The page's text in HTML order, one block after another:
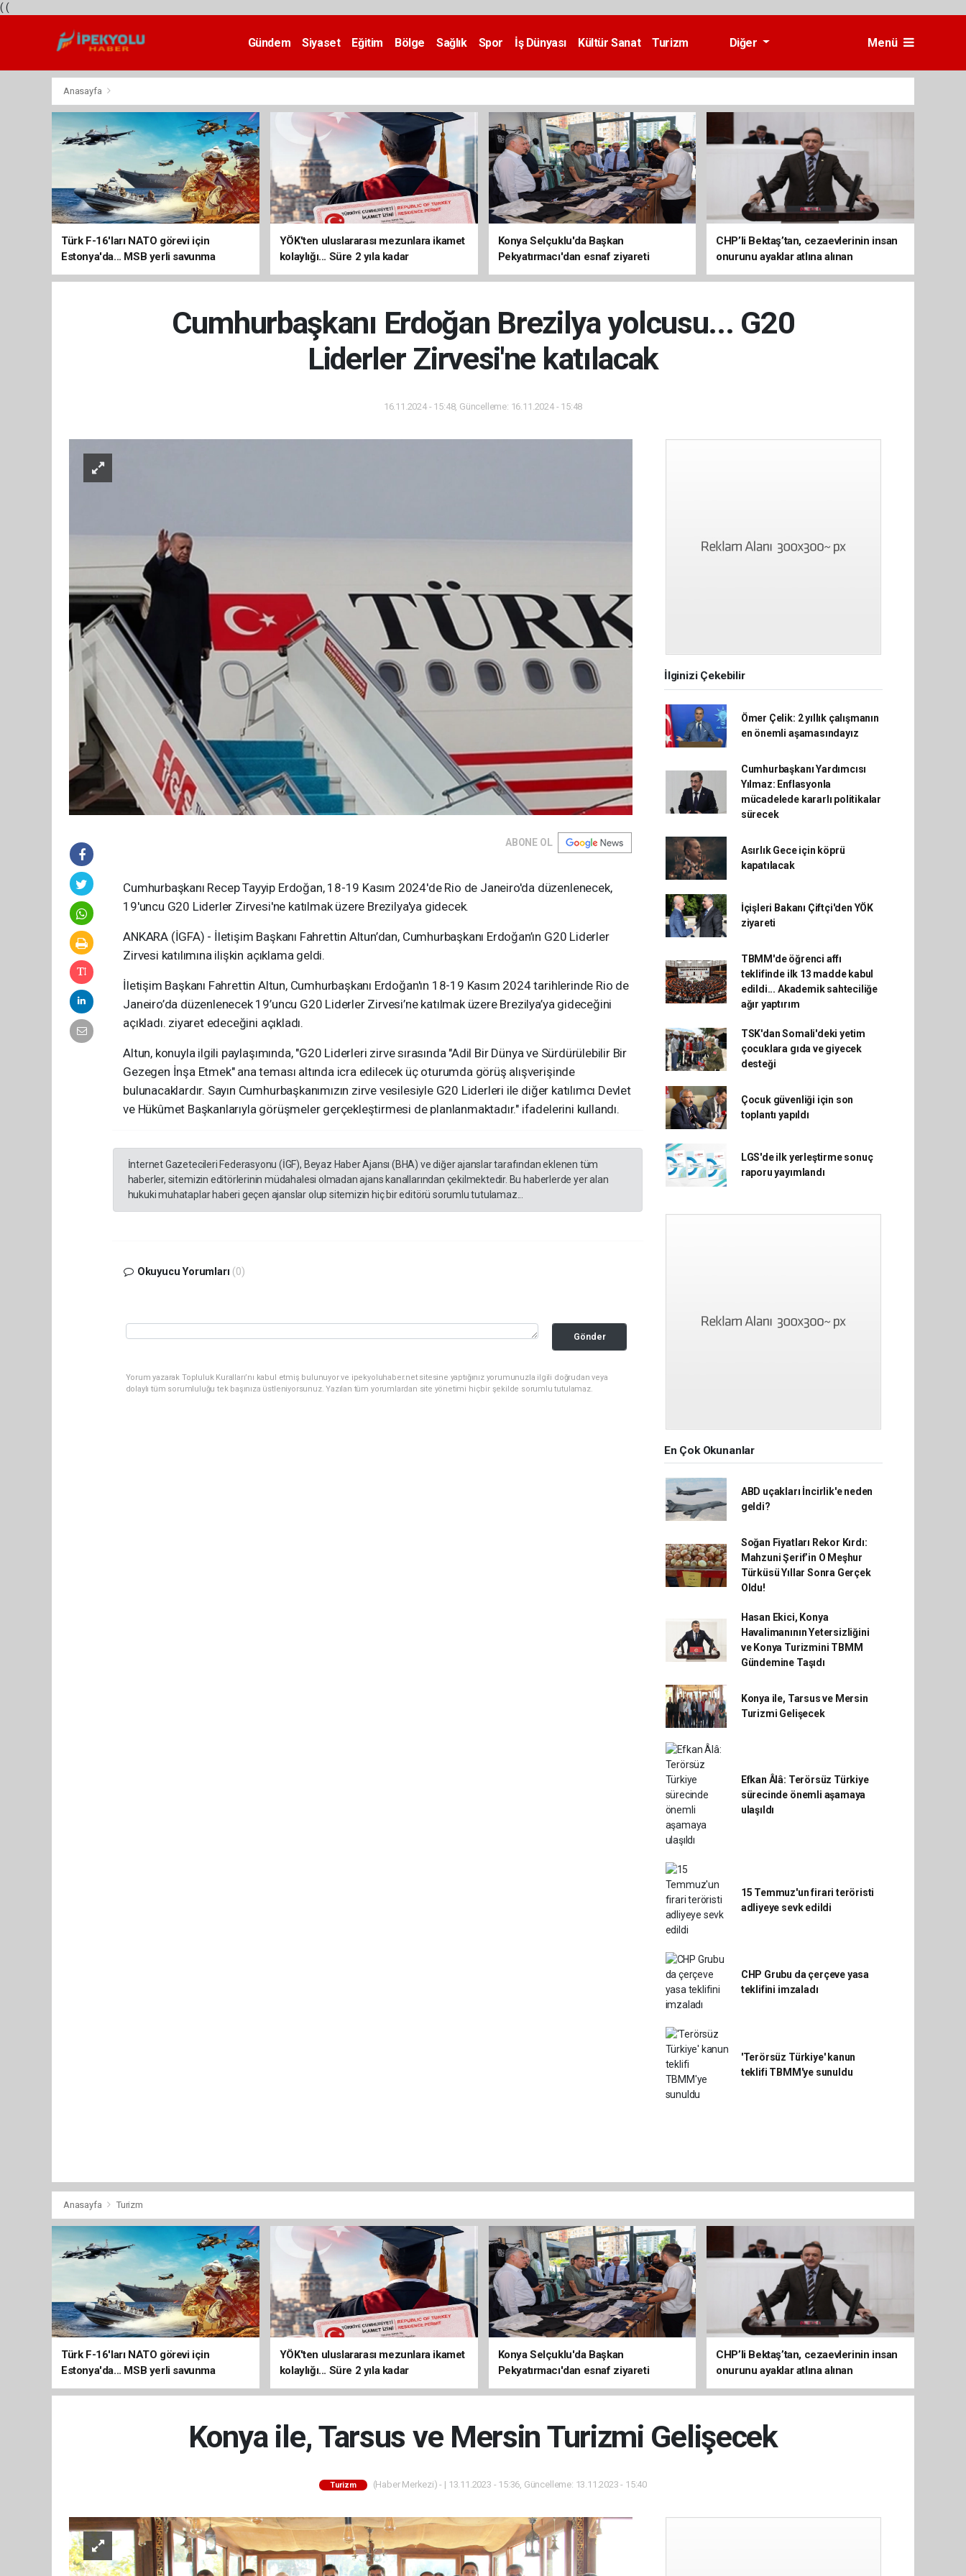
( (
Gündem Siyaset Eğitim Bölge Sağlık Spor İş Dünyası Kültür Sanat
Turizm
Diğer Menü
Anasayfa
Türk F-16'ları NATO görevi için
Estonya'da... MSB yerli savunma
sistemleriyle güçleniyor
YÖK'ten uluslararası mezunlara ikamet
kolaylığı... Süre 2 yıla kadar
uzatılabilecek
Konya Selçuklu'da Başkan
Pekyatırmacı'dan esnaf ziyareti
CHP’li Bektaş’tan, cezaevlerinin insan
onurunu ayaklar atlına alınan
mekânlara dönüşmesine tepki
Cumhurbaşkanı Erdoğan Brezilya yolcusu... G20
Liderler Zirvesi'ne katılacak
16.11.2024 - 15:48, Güncelleme: 16.11.2024 - 15:48
ABONE OL
Cumhurbaşkanı Recep Tayyip Erdoğan, 18-19 Kasım 2024'de Rio de Janeiro'da düzenlenecek,
19'uncu G20 Liderler Zirvesi'ne katılmak üzere Brezilya'ya gidecek.
ANKARA (İGFA) - İletişim Başkanı Fahrettin Altun’dan, Cumhurbaşkanı Erdoğan’ın G20 Liderler
Zirvesi katılımına ilişkin açıklama geldi.
İletişim Başkanı Fahrettin Altun, Cumhurbaşkanı Erdoğan'ın 18-19 Kasım 2024 tarihlerinde Rio de
Janeiro’da düzenlenecek 19’uncu G20 Liderler Zirvesi’ne katılmak üzere Brezilya’ya gideceğini
açıkladı. ziyaret edeceğini açıkladı.
Altun, konuyla ilgili paylaşımında, "G20 Liderleri zirve sırasında "Adil Bir Dünya ve Sürdürülebilir Bir
Gezegen İnşa Etmek" ana teması altında icra edilecek üç oturumda görüş alışverişinde
bulunacaklardır. Sayın Cumhurbaşkanımızın zirve vesilesiyle G20 Liderleri ile diğer katılımcı Devlet
ve Hükûmet Başkanlarıyla görüşmeler gerçekleştirmesi de planlanmaktadır." ifadelerini kullandı.
İnternet Gazetecileri Federasyonu (İGF), Beyaz Haber Ajansı (BHA) ve diğer ajanslar tarafından eklenen tüm
haberler, sitemizin editörlerinin müdahalesi olmadan ajans kanallarından çekilmektedir. Bu haberlerde yer alan
hukuki muhataplar haberi geçen ajanslar olup sitemizin hiç bir editörü sorumlu tutulamaz...
Okuyucu Yorumları (0)
Gönder
Yorum yazarak Topluluk Kuralları’nı kabul etmiş bulunuyor ve ipekyoluhaber.net sitesine yaptığınız yorumunuzla ilgili doğrudan veya
dolaylı tüm sorumluluğu tek başınıza üstleniyorsunuz. Yazılan tüm yorumlardan site yönetimi hiçbir şekilde sorumlu tutulamaz.
İlginizi Çekebilir
Ömer Çelik: 2 yıllık çalışmanın
en önemli aşamasındayız
Cumhurbaşkanı Yardımcısı
Yılmaz: Enflasyonla
mücadelede kararlı politikalar
sürecek
Asırlık Gece için köprü
kapatılacak
İçişleri Bakanı Çiftçi'den YÖK
ziyareti
TBMM'de öğrenci affı
teklifinde ilk 13 madde kabul
edildi... Akademik sahteciliğe
ağır yaptırım
TSK'dan Somali'deki yetim
çocuklara gıda ve giyecek
desteği
Çocuk güvenliği için son
toplantı yapıldı
LGS'de ilk yerleştirme sonuç
raporu yayımlandı
En Çok Okunanlar
ABD uçakları İncirlik'e neden
geldi?
Soğan Fiyatları Rekor Kırdı:
Mahzuni Şerif’in O Meşhur
Türküsü Yıllar Sonra Gerçek
Oldu!
Hasan Ekici, Konya
Havalimanının Yetersizliğini
ve Konya Turizmini TBMM
Gündemine Taşıdı
Konya ile, Tarsus ve Mersin
Turizmi Gelişecek
Efkan Âlâ: Terörsüz Türkiye
sürecinde önemli aşamaya
ulaşıldı
15 Temmuz'un firari teröristi
adliyeye sevk edildi
CHP Grubu da çerçeve yasa
teklifini imzaladı
'Terörsüz Türkiye' kanun
teklifi TBMM'ye sunuldu
Anasayfa Turizm
Türk F-16'ları NATO görevi için
Estonya'da... MSB yerli savunma
sistemleriyle güçleniyor
YÖK'ten uluslararası mezunlara ikamet
kolaylığı... Süre 2 yıla kadar
uzatılabilecek
Konya Selçuklu'da Başkan
Pekyatırmacı'dan esnaf ziyareti
CHP’li Bektaş’tan, cezaevlerinin insan
onurunu ayaklar atlına alınan
mekânlara dönüşmesine tepki
Konya ile, Tarsus ve Mersin Turizmi Gelişecek
Turizm (Haber Merkezi) - | 13.11.2023 - 15:36, Güncelleme: 13.11.2023 - 15:40